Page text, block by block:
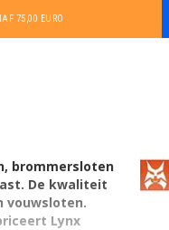
75,00 EURO
brommersloten
De kwaliteit
vouwsloten.
Lynx